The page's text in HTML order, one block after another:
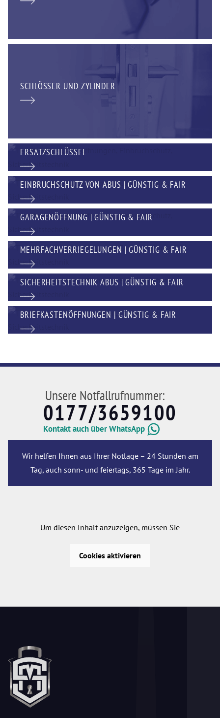
SCHLÖSSER UND ZYLINDER
ERSATZSCHLÜSSEL
EINBRUCHSCHUTZ VON ABUS | GÜNSTIG & FAIR
GARAGENÖFFNUNG | GÜNSTIG & FAIR
MEHRFACHVERRIEGELUNGEN | GÜNSTIG & FAIR
SICHERHEITSTECHNIK ABUS | GÜNSTIG & FAIR
BRIEFKASTENÖFFNUNGEN | GÜNSTIG & FAIR
Unsere Notfallrufnummer:
0177/3659100
Kontakt auch über WhatsApp
Wir helfen Ihnen aus Ihrer Notlage – 24 Stunden am
Tag, auch sonn- und feiertags, 365 Tage im Jahr.
Um diesen Inhalt anzuzeigen, müssen Sie
Cookies aktivieren